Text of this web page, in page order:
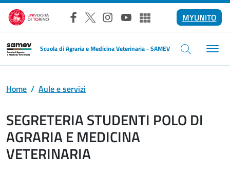
Salta al contenuto principale
Facebook
X Instagram
YouTubeAltri social
MYUNITO
Scuola di Agraria e Medicina Veterinaria - SAMEV
Home Aule e servizi
SEGRETERIA STUDENTI POLO DI
AGRARIA E MEDICINA
VETERINARIA